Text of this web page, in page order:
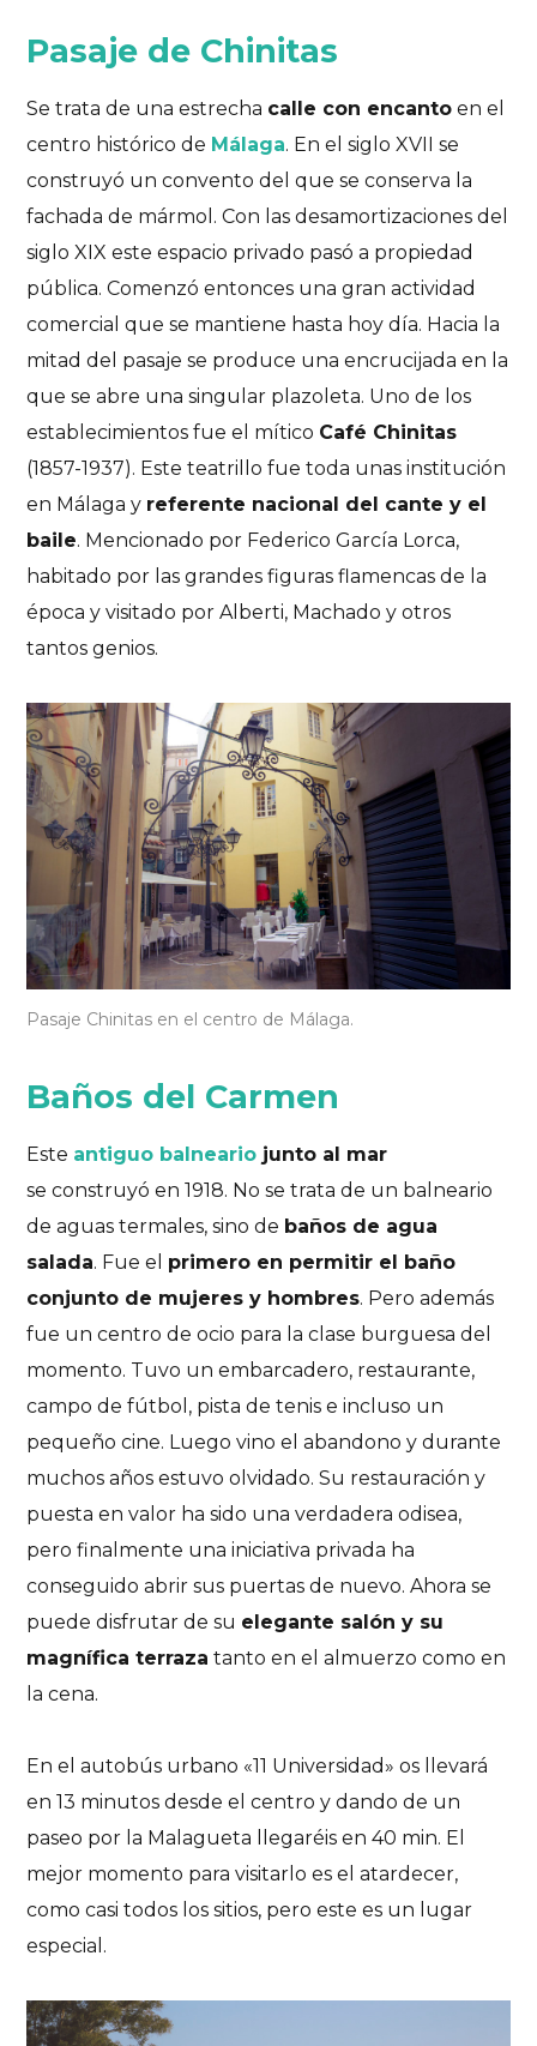
Pasaje de Chinitas
Se trata de una estrecha calle con encanto en el
centro histórico de Málaga. En el siglo XVII se
construyó un convento del que se conserva la
fachada de mármol. Con las desamortizaciones del
siglo XIX este espacio privado pasó a propiedad
pública. Comenzó entonces una gran actividad
comercial que se mantiene hasta hoy día. Hacia la
mitad del pasaje se produce una encrucijada en la
que se abre una singular plazoleta. Uno de los
establecimientos fue el mítico Café Chinitas
(1857-1937). Este teatrillo fue toda unas institución
en Málaga y referente nacional del cante y el
baile. Mencionado por Federico García Lorca,
habitado por las grandes figuras flamencas de la
época y visitado por Alberti, Machado y otros
tantos genios.
Pasaje Chinitas en el centro de Málaga.
Baños del Carmen
Este antiguo balneario junto al mar
se construyó en 1918. No se trata de un balneario
de aguas termales, sino de baños de agua
salada. Fue el primero en permitir el baño
conjunto de mujeres y hombres. Pero además
fue un centro de ocio para la clase burguesa del
momento. Tuvo un embarcadero, restaurante,
campo de fútbol, pista de tenis e incluso un
pequeño cine. Luego vino el abandono y durante
muchos años estuvo olvidado. Su restauración y
puesta en valor ha sido una verdadera odisea,
pero finalmente una iniciativa privada ha
conseguido abrir sus puertas de nuevo. Ahora se
puede disfrutar de su elegante salón y su
magnífica terraza tanto en el almuerzo como en
la cena.
En el autobús urbano «11 Universidad» os llevará
en 13 minutos desde el centro y dando de un
paseo por la Malagueta llegaréis en 40 min. El
mejor momento para visitarlo es el atardecer,
como casi todos los sitios, pero este es un lugar
especial.